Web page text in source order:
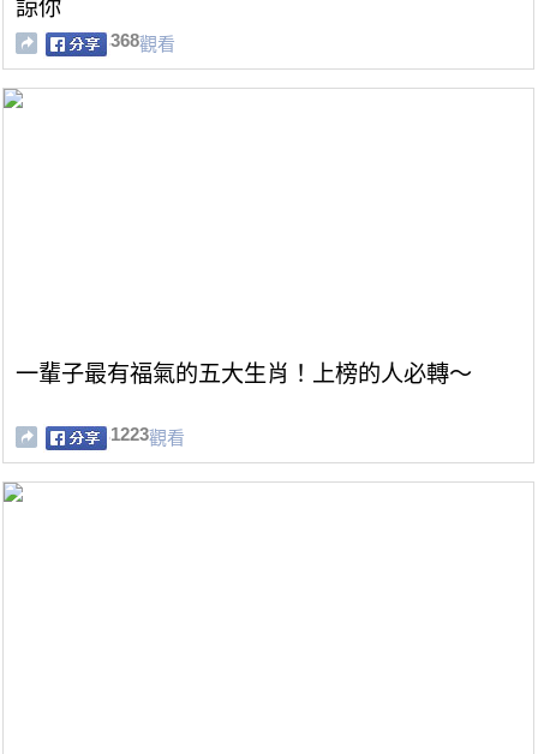
諒你
368觀看
一輩子最有福氣的五大生肖！上榜的人必轉～
1223觀看